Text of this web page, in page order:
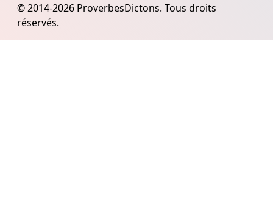
© 2014-2026 ProverbesDictons. Tous droits
réservés.